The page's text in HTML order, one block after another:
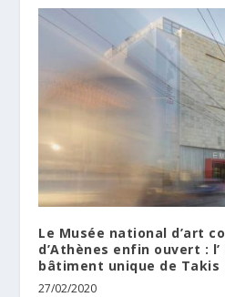
Le Musée national d’art
d’Athènes enfin ouvert :
bâtiment unique de Takis
27/02/2020